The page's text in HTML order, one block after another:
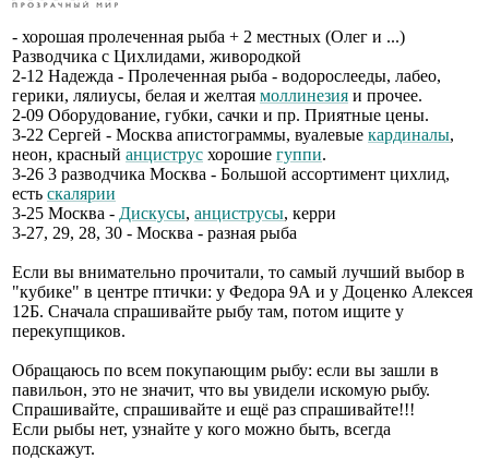
- хорошая пролеченная рыба + 2 местных (Олег и ...)
Разводчика с Цихлидами, живородкой
2-12 Надежда - Пролеченная рыба - водорослееды, лабео,
герики, лялиусы, белая и желтая моллинезия и прочее.
2-09 Оборудование, губки, сачки и пр. Приятные цены.
3-22 Сергей - Москва апистограммы, вуалевые кардиналы,
неон, красный анциструс хорошие гуппи.
3-26 3 разводчика Москва - Большой ассортимент цихлид,
есть скалярии
3-25 Москва - Дискусы, анциструсы, керри
3-27, 29, 28, 30 - Москва - разная рыба
Если вы внимательно прочитали, то самый лучший выбор в
"кубике" в центре птички: у Федора 9А и у Доценко Алексея
12Б. Сначала спрашивайте рыбу там, потом ищите у
перекупщиков.
Обращаюсь по всем покупающим рыбу: если вы зашли в
павильон, это не значит, что вы увидели искомую рыбу.
Спрашивайте, спрашивайте и ещё раз спрашивайте!!!
Если рыбы нет, узнайте у кого можно быть, всегда
подскажут.